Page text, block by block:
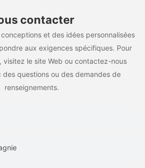
contacter
et des idées personnalisées
aux exigences spécifiques. Pour
visitez le site Web ou contactez-nous
questions ou des demandes de
renseignements.